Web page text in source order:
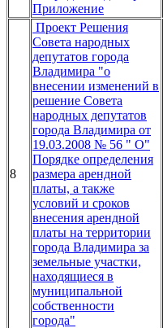
Приложение
8
Проект Решения
Совета народных
депутатов города
Владимира "о
внесении изменений в
решение Совета
народных депутатов
города Владимира от
19.03.2008 № 56 " О"
Порядке определения
размера арендной
платы, а также
условий и сроков
внесения арендной
платы на территории
города Владимира за
земельные участки,
находящиеся в
муниципальной
собственности
города"